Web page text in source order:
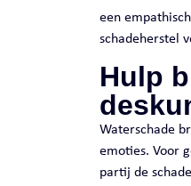
een
schadeherstel
Hulp
Waterschade
emoties. Voor
partij de